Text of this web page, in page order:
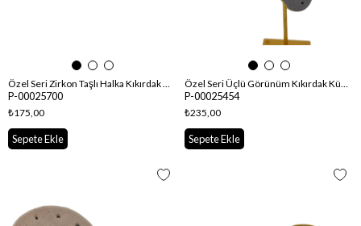
Özel Seri Zirkon Taşlı Halka Kıkırdak Küpe
P-00025700
₺175,00
Sepete Ekle
Özel Seri Üçlü Görünüm Kıkırdak Küpe
P-00025454
₺235,00
Sepete Ekle